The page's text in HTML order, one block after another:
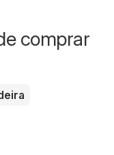
comprar